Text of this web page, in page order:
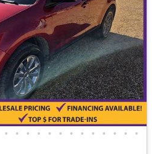
• • • • • • • • • • • • •